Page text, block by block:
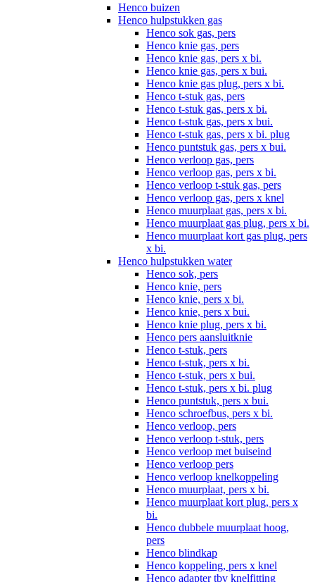
Henco buizen
Henco hulpstukken gas
Henco sok gas, pers
Henco knie gas, pers
Henco knie gas, pers x bi.
Henco knie gas, pers x bui.
Henco knie gas plug, pers x bi.
Henco t-stuk gas, pers
Henco t-stuk gas, pers x bi.
Henco t-stuk gas, pers x bui.
Henco t-stuk gas, pers x bi. plug
Henco puntstuk gas, pers x bui.
Henco verloop gas, pers
Henco verloop gas, pers x bi.
Henco verloop t-stuk gas, pers
Henco verloop gas, pers x knel
Henco muurplaat gas, pers x bi.
Henco muurplaat gas plug, pers x bi.
Henco muurplaat kort gas plug, pers
x bi.
Henco hulpstukken water
Henco sok, pers
Henco knie, pers
Henco knie, pers x bi.
Henco knie, pers x bui.
Henco knie plug, pers x bi.
Henco pers aansluitknie
Henco t-stuk, pers
Henco t-stuk, pers x bi.
Henco t-stuk, pers x bui.
Henco t-stuk, pers x bi. plug
Henco puntstuk, pers x bui.
Henco schroefbus, pers x bi.
Henco verloop, pers
Henco verloop t-stuk, pers
Henco verloop met buiseind
Henco verloop pers
Henco verloop knelkoppeling
Henco muurplaat, pers x bi.
Henco muurplaat kort plug, pers x
bi.
Henco dubbele muurplaat hoog,
pers
Henco blindkap
Henco koppeling, pers x knel
Henco adapter tbv knelfitting